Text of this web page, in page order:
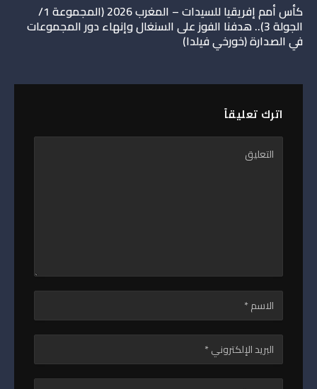
كأس أمم إفريقيا للسيدات – المغرب 2026 (المجموعة 1/
الجولة 3).. هدفنا الفوز على السنغال وإنهاء دور المجموعات
في الصدارة (خورخي فيلدا)
اترك تعليقاً